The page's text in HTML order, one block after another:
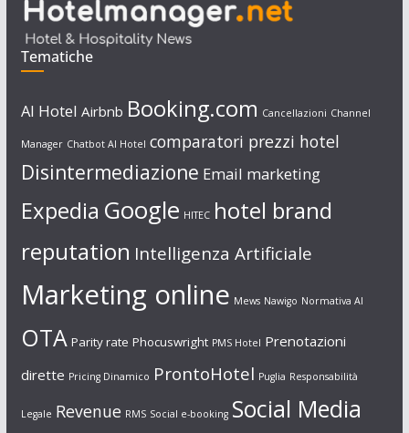
Tematiche
AI Hotel Airbnb Booking.com Cancellazioni Channel
Manager Chatbot AI Hotel comparatori prezzi hotel
Disintermediazione Email marketing
Expedia Google HITEC hotel brand
reputation Intelligenza Artificiale
Marketing online Mews Nawigo Normativa AI
OTA Parity rate Phocuswright PMS Hotel Prenotazioni
dirette Pricing Dinamico ProntoHotel Puglia Responsabilità
Legale Revenue RMS Social e-booking Social Media